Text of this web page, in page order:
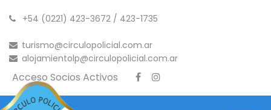
+54 (0221) 423-3672 / 423-1735
turismo@circulopolicial.com.ar
alojamientolp@circulopolicial.com.ar
Acceso Socios Activos